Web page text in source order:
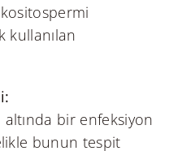
kullanılan
bir enfeksiyon
bunun tespit